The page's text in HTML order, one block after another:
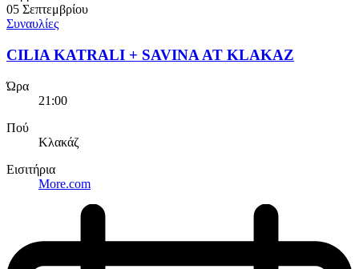
05 Σεπτεμβρίου
Συναυλίες
CILIA KATRALI + SAVINA AT KLAKAZ
Ώρα
21:00
Πού
Κλακάζ
Εισιτήρια
More.com